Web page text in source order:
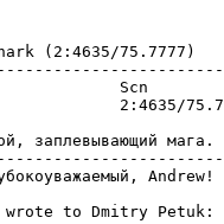
(2:4635/75.7777)
2:4635/
Andrew!
wrote to Dmitry Petuk: